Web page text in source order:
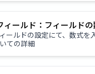
ィールド：フィールド
ールドの設定にて、数式を
ての詳細